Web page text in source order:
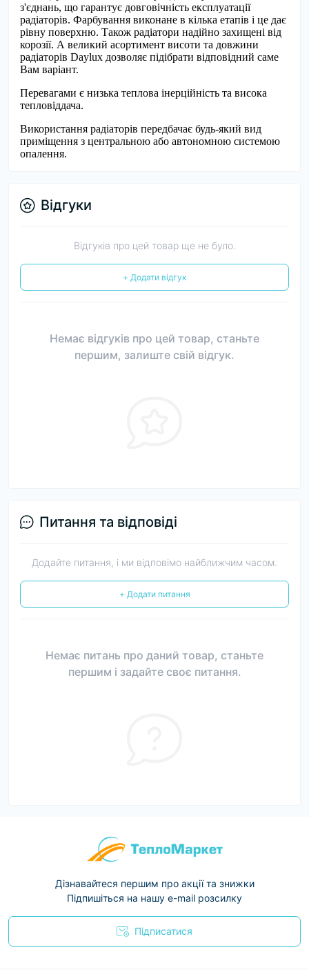
з'єднань, що гарантує довговічність експлуатації
радіаторів. Фарбування виконане в кілька етапів і це дає
рівну поверхню. Також радіатори надійно захищені від
корозії. А великий асортимент висоти та довжини
радіаторів Daylux дозволяє підібрати відповідний саме
Вам варіант.
Перевагами є низька теплова інерційність та висока
тепловіддача.
Використання радіаторів передбачає будь-який вид
приміщення з центральною або автономною системою
опалення.
Відгуки
Відгуків про цей товар ще не було.
+ Додати відгук
Немає відгуків про цей товар, станьте
першим, залиште свій відгук.
Питання та відповіді
Додайте питання, і ми відповімо найближчим часом.
+ Додати питання
Немає питань про даний товар, станьте
першим і задайте своє питання.
Дізнавайтеся першим про акції та знижки
Підпишіться на нашу e-mail розсилку
Підписатися